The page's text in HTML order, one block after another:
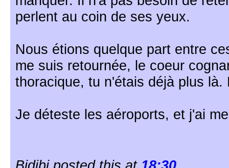
perlent au coin de ses yeux.
Nous étions quelque part entre
me suis retournée, le coeur
thoracique, tu n'étais déjà plus là.
Je déteste les aéroports, et j'ai